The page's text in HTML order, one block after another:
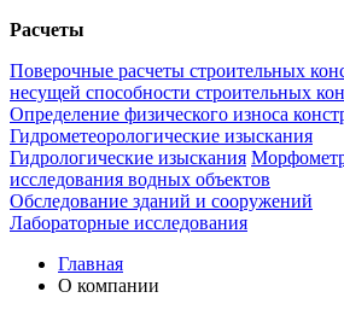
Расчеты
Поверочные расчеты строительных
несущей способности строительных
Определение физического износа
Гидрометеорологические изыскания
Гидрологические изыскания
исследования водных объектов
Обследование зданий и сооружений
Лабораторные исследования
Главная
О компании